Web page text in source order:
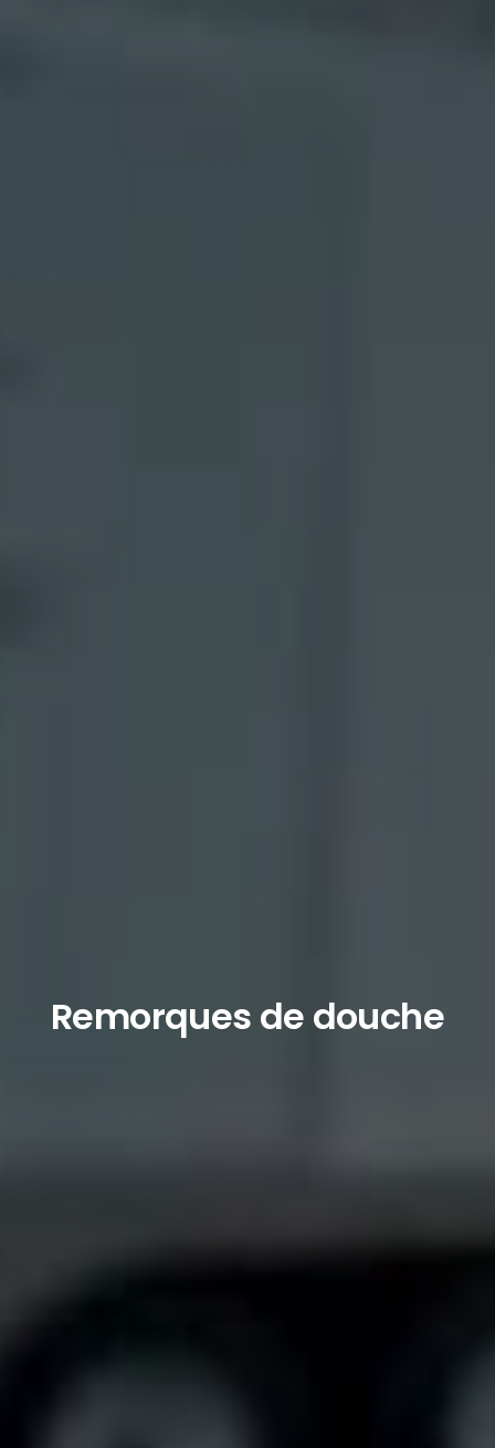
Remorques de douche